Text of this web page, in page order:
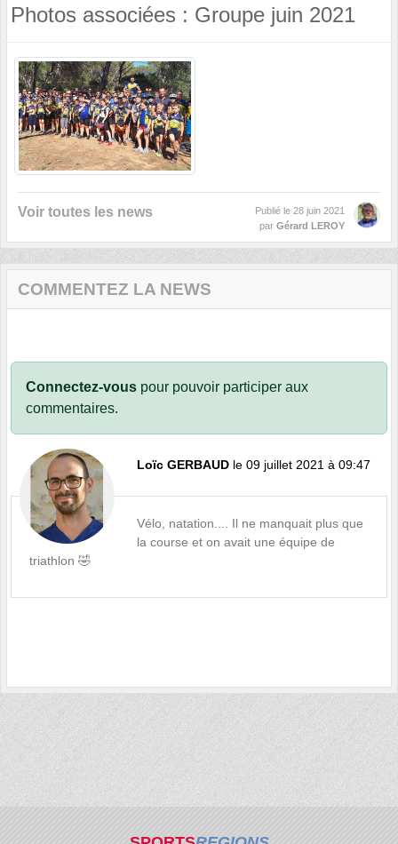
Photos associées : Groupe juin 2021
Voir toutes les news Publié le 28 juin 2021
par Gérard LEROY
COMMENTEZ LA NEWS
Connectez-vous pour pouvoir participer aux
commentaires.
Loïc GERBAUD le 09 juillet 2021 à 09:47
Vélo, natation.... Il ne manquait plus que
la course et on avait une équipe de
triathlon 🤣